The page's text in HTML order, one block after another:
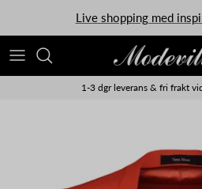
Vidare till innehållLive shopping med
1-3 dgr leverans & fri frakt